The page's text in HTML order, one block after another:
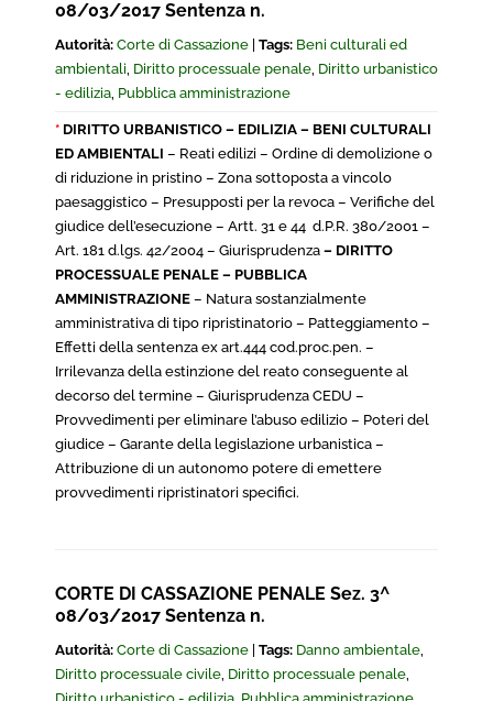
08/03/2017 Sentenza n.
Autorità: Corte di Cassazione Tags: Beni culturali ed
ambientali, Diritto processuale penale, Diritto urbanistico
- edilizia, Pubblica amministrazione
* DIRITTO URBANISTICO – EDILIZIA – BENI CULTURALI
ED AMBIENTALI – Reati edilizi – Ordine di demolizione o
di riduzione in pristino – Zona sottoposta a vincolo
paesaggistico – Presupposti per la revoca – Verifiche del
giudice dell’esecuzione – Artt. 31 e 44 d.P.R. 380/2001 –
Art. 181 d.lgs. 42/2004 – Giurisprudenza – DIRITTO
PROCESSUALE PENALE – PUBBLICA
AMMINISTRAZIONE – Natura sostanzialmente
amministrativa di tipo ripristinatorio – Patteggiamento –
Effetti della sentenza ex art.444 cod.proc.pen. –
Irrilevanza della estinzione del reato conseguente al
decorso del termine – Giurisprudenza CEDU –
Provvedimenti per eliminare l’abuso edilizio – Poteri del
giudice – Garante della legislazione urbanistica –
Attribuzione di un autonomo potere di emettere
provvedimenti ripristinatori specifici.
CORTE DI CASSAZIONE PENALE Sez. 3^
08/03/2017 Sentenza n.
Autorità: Corte di Cassazione Tags: Danno ambientale,
Diritto processuale civile, Diritto processuale penale,